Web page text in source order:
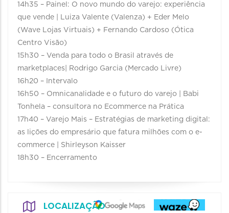
14h35 – Painel: O novo mundo do varejo: experiência
que vende | Luiza Valente (Valenza) + Eder Melo
(Wave Lojas Virtuais) + Fernando Cardoso (Ótica
Centro Visão)
15h30 – Venda para todo o Brasil através de
marketplaces| Rodrigo Garcia (Mercado Livre)
16h20 – Intervalo
16h50 – Omnicanalidade e o futuro do varejo | Babi
Tonhela – consultora no Ecommerce na Prática
17h40 – Varejo Mais – Estratégias de marketing digital:
as lições do empresário que fatura milhões com o e-
commerce | Shirleyson Kaisser
18h30 – Encerramento
LOCALIZAÇÃO